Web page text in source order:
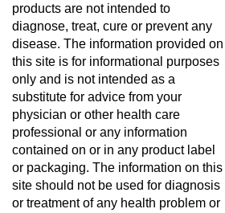
products are not intended to
diagnose, treat, cure or prevent any
disease. The information provided on
this site is for informational purposes
only and is not intended as a
substitute for advice from your
physician or other health care
professional or any information
contained on or in any product label
or packaging. The information on this
site should not be used for diagnosis
or treatment of any health problem or